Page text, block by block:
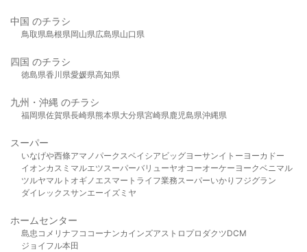
中国 のチラシ
鳥取県島根県岡山県広島県山口県
四国 のチラシ
徳島県香川県愛媛県高知県
九州・沖縄 のチラシ
福岡県佐賀県長崎県熊本県大分県宮崎県鹿児島県沖縄県
スーパー
いなげや西條アマノパークスベイシア ビッグヨーサンイトーヨーカドー
イオンカスミ マルエツスーパーバリューヤオコーオーケー ヨークベニマル
ツルヤマルト オギノ エスマート ライフ業務スーパーいかり フジグラン
ダイレックスサンエーイズミヤ
ホームセンター
島忠 コメリ ナフコ コーナンカインズアストロプロダクツDCM
ジョイフル本田